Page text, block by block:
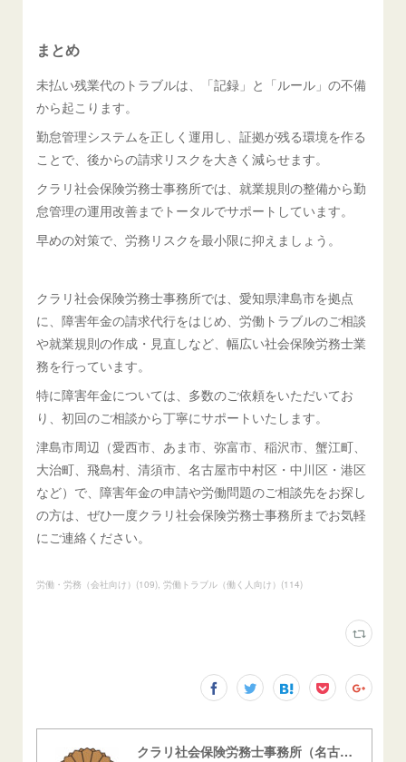
まとめ
未払い残業代のトラブルは、「記録」と「ルール」の不備
から起こります。
勤怠管理システムを正しく運用し、証拠が残る環境を作る
ことで、後からの請求リスクを大きく減らせます。
クラリ社会保険労務士事務所では、就業規則の整備から勤
怠管理の運用改善までトータルでサポートしています。
早めの対策で、労務リスクを最小限に抑えましょう。
クラリ社会保険労務士事務所では、愛知県津島市を拠点
に、障害年金の請求代行をはじめ、労働トラブルのご相談
や就業規則の作成・見直しなど、幅広い社会保険労務士業
務を行っています。
特に障害年金については、多数のご依頼をいただいてお
り、初回のご相談から丁寧にサポートいたします。
津島市周辺（愛西市、あま市、弥富市、稲沢市、蟹江町、
大治町、飛島村、清須市、名古屋市中村区・中川区・港区
など）で、障害年金の申請や労働問題のご相談先をお探し
の方は、ぜひ一度クラリ社会保険労務士事務所までお気軽
にご連絡ください。
労働・労務（会社向け） (109) 労働トラブル（働く人向け） (114)
クラリ社会保険労務士事務所（名古屋西障害年金センター）